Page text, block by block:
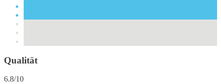
Qualität
6.8/10